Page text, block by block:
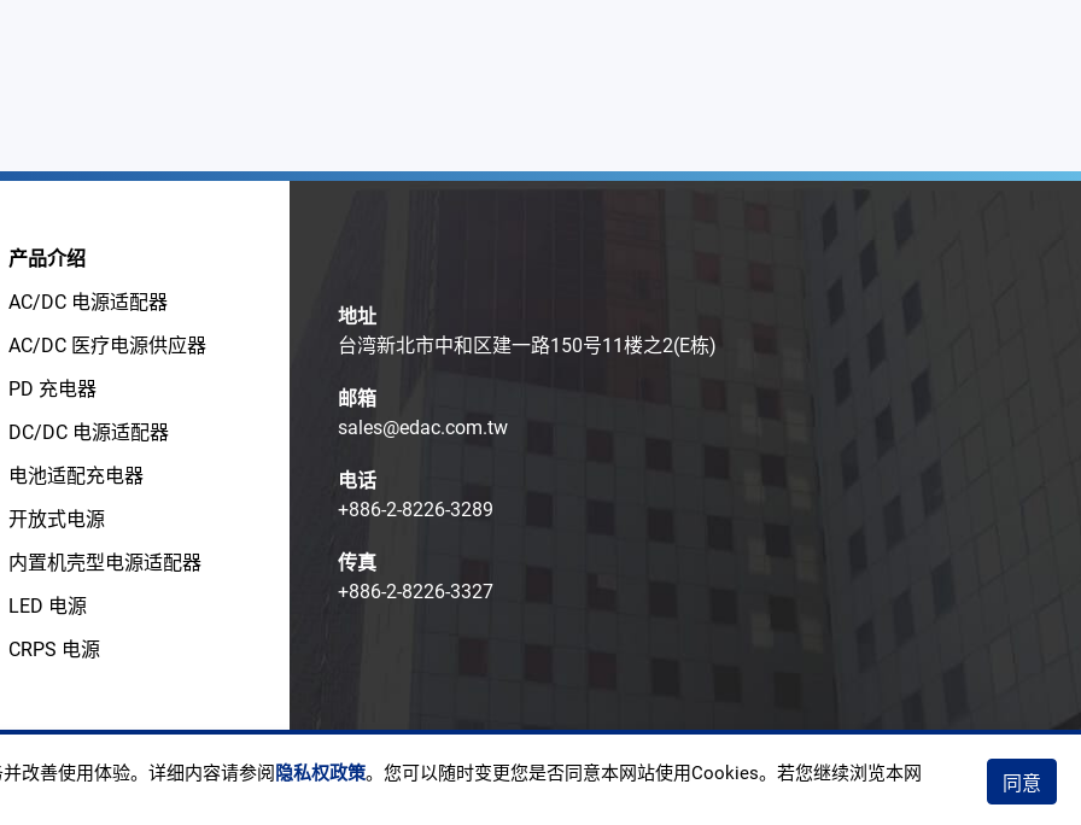
产品介绍
AC/DC 电源适配器
AC/DC 医疗电源供应器
PD 充电器
DC/DC 电源适配器
电池适配充电器
开放式电源
内置机壳型电源适配器
LED 电源
CRPS 电源
地址
台湾新北市中和区建一路150号11楼之2(E栋)
邮箱
sales@edac.com.tw
电话
+886-2-8226-3289
传真
+886-2-8226-3327
© EDAC POWER ELECTRONICS CO., LTD. 使用条款 隐私权政策
改善使用体验。详细内容请参阅 隐私权政策。您可以随时变更您是否同意本网站使用Cookies。若您继续浏览本网 同意